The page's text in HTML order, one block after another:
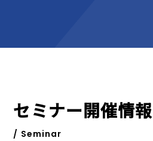
セミナー開催情報
/ Seminar